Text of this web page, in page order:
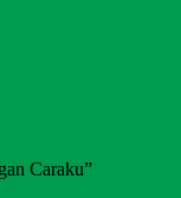
Caraku”